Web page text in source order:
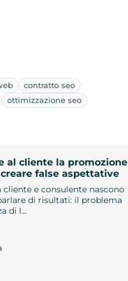
contratto seo
ottimizzazione seo
al cliente la promozione
false aspettative
e consulente nascono
di risultati: il problema
di l…